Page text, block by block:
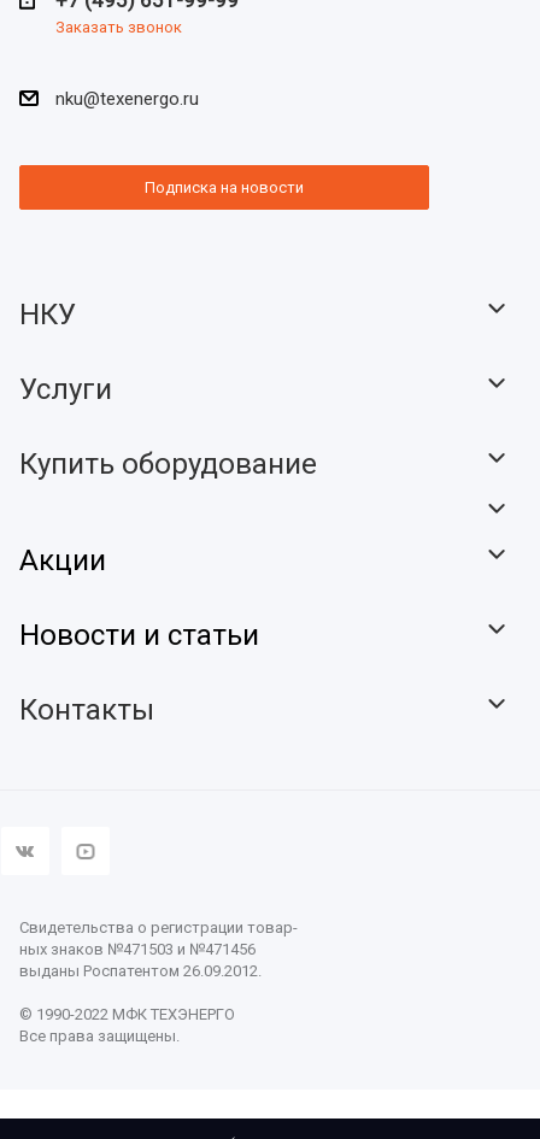
Заказать звонок
nku@texenergo.ru
Подписка на новости
НКУ
Услуги
Купить оборудование
Акции
Новости и статьи
Контакты
Свидетельства о регистрации товар-
ных знаков №471503 и №471456
выданы Роспатентом 26.09.2012.
© 1990-2022 МФК ТЕХЭНЕРГО
Все права защищены.